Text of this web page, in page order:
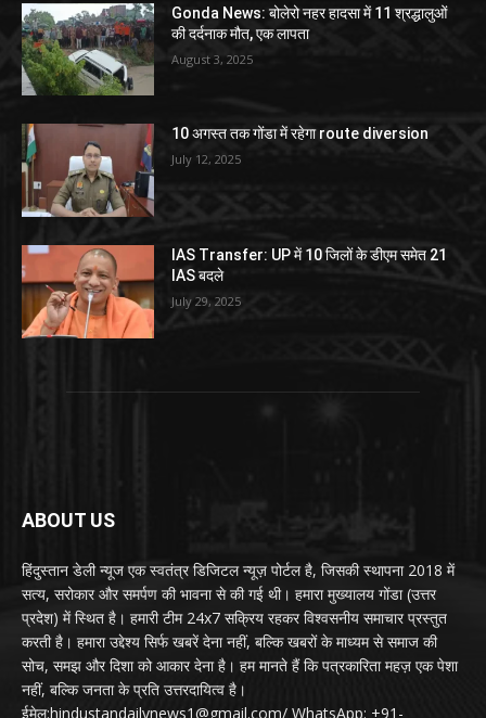
Gonda News: बोलेरो नहर हादसा में 11 श्रद्धालुओं
की दर्दनाक मौत, एक लापता
August 3, 2025
10 अगस्त तक गोंडा में रहेगा route diversion
July 12, 2025
IAS Transfer: UP में 10 जिलों के डीएम समेत 21
IAS बदले
July 29, 2025
ABOUT US
हिंदुस्तान डेली न्यूज एक स्वतंत्र डिजिटल न्यूज़ पोर्टल है, जिसकी स्थापना 2018 में
सत्य, सरोकार और समर्पण की भावना से की गई थी। हमारा मुख्यालय गोंडा (उत्तर
प्रदेश) में स्थित है। हमारी टीम 24x7 सक्रिय रहकर विश्वसनीय समाचार प्रस्तुत
करती है। हमारा उद्देश्य सिर्फ खबरें देना नहीं, बल्कि खबरों के माध्यम से समाज की
सोच, समझ और दिशा को आकार देना है। हम मानते हैं कि पत्रकारिता महज़ एक पेशा
नहीं, बल्कि जनता के प्रति उत्तरदायित्व है।
ईमेल:hindustandailynews1@gmail.com/ WhatsApp: +91-